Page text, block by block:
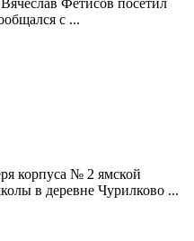
Фетисов посетил
с ...
корпуса № 2 ямской
в деревне Чурилково ...